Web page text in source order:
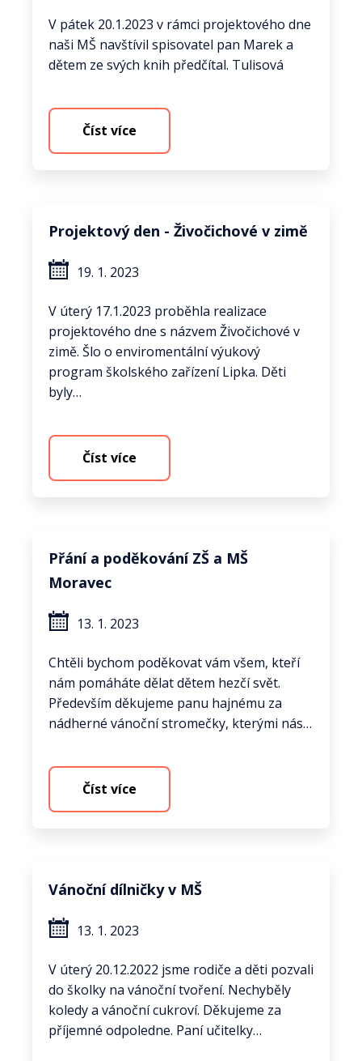
V pátek 20.1.2023 v rámci projektového dne
naši MŠ navštívil spisovatel pan Marek a
dětem ze svých knih předčítal. Tulisová
Číst více
Projektový den - Živočichové v zimě
19. 1. 2023
V úterý 17.1.2023 proběhla realizace
projektového dne s názvem Živočichové v
zimě. Šlo o enviromentální výukový
program školského zařízení Lipka. Děti
byly…
Číst více
Přání a poděkování ZŠ a MŠ
Moravec
13. 1. 2023
Chtěli bychom poděkovat vám všem, kteří
nám pomáháte dělat dětem hezčí svět.
Především děkujeme panu hajnému za
nádherné vánoční stromečky, kterými nás…
Číst více
Vánoční dílničky v MŠ
13. 1. 2023
V úterý 20.12.2022 jsme rodiče a děti pozvali
do školky na vánoční tvoření. Nechyběly
koledy a vánoční cukroví. Děkujeme za
příjemné odpoledne. Paní učitelky…